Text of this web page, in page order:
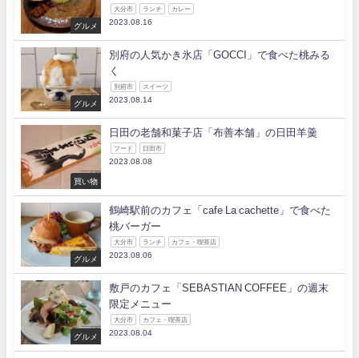
グルメ
大分市 ランチ カレー
2023.08.16
グルメ
別府の人気かき氷店「GOCCI」で食べた桃みる
く
別府市 スイーツ
2023.08.14
買い物
日田の老舗和菓子店「布善本舗」の日田羊羹
フード 日田市
2023.08.08
グルメ
鶴崎駅前のカフェ「cafe La cachette」で食べた
桃バーガー
大分市 ランチ カフェ・喫茶店
2023.08.06
グルメ
敷戸のカフェ「SEBASTIAN COFFEE」の週末
限定メニュー
大分市 カフェ・喫茶店
2023.08.04